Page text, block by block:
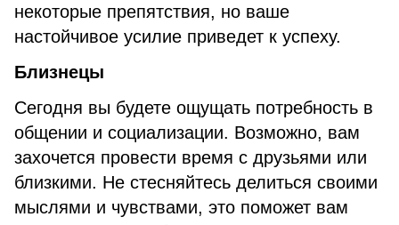
некоторые препятствия, но ваше
настойчивое усилие приведет к успеху.
Близнецы
Сегодня вы будете ощущать потребность в
общении и социализации. Возможно, вам
захочется провести время с друзьями или
близкими. Не стесняйтесь делиться своими
мыслями и чувствами, это поможет вам